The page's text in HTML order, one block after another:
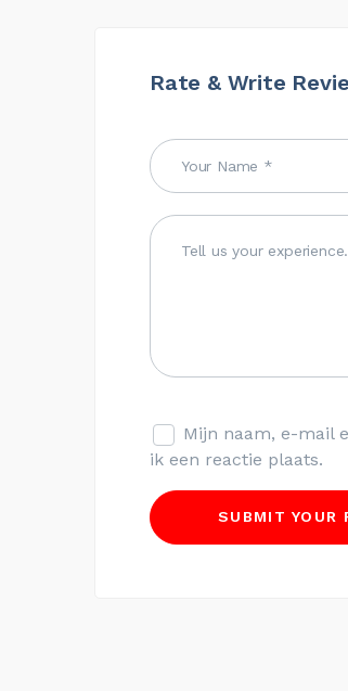
Rate & Write
Mijn naam, e-mail
ik een reactie plaats.